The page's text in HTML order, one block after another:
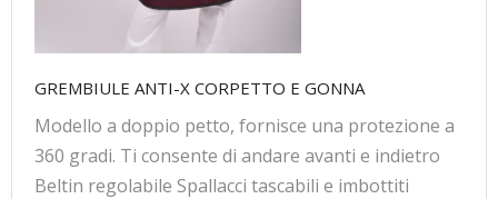
GREMBIULE ANTI-X CORPETTO E GONNA
Modello a doppio petto, fornisce una protezione a
360 gradi. Ti consente di andare avanti e indietro
Beltin regolabile Spallacci tascabili e imbottiti